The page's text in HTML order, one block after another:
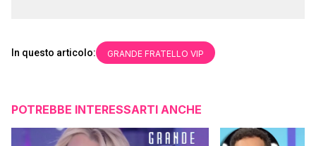
In questo articolo: GRANDE FRATELLO VIP
POTREBBE INTERESSARTI ANCHE